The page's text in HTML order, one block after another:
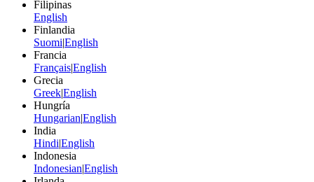
Filipinas
English
Finlandia
Suomi|English
Francia
Français|English
Grecia
Greek|English
Hungría
Hungarian|English
India
Hindi|English
Indonesia
Indonesian|English